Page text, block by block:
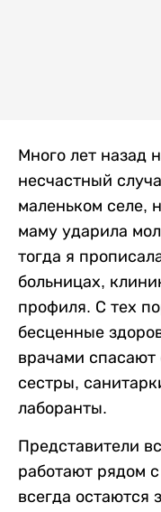
Много лет назад
несчастный
маленьком селе,
маму ударила
тогда я
больницах,
профиля. С тех
бесценные
врачами
сестры,
лаборанты.
Представители
работают рядом
всегда остаются